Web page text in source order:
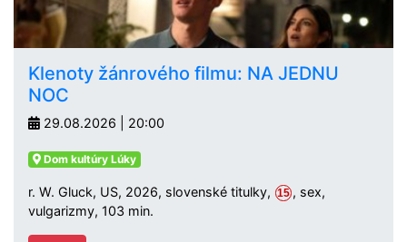
Klenoty žánrového filmu: NA JEDNU
NOC
29.08.2026 | 20:00
Dom kultúry Lúky
r. W. Gluck, US, 2026, slovenské titulky, 15 , sex,
vulgarizmy, 103 min.